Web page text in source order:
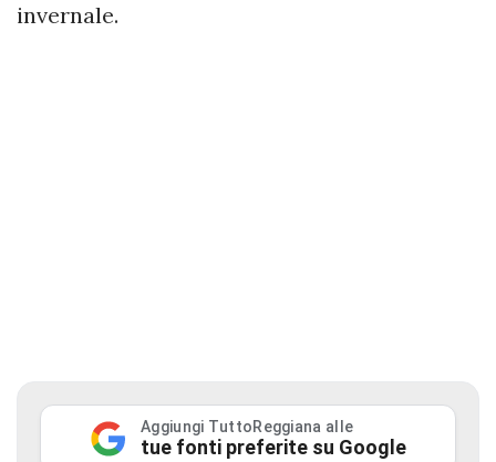
invernale.
Aggiungi TuttoReggiana alle
tue fonti preferite su Google